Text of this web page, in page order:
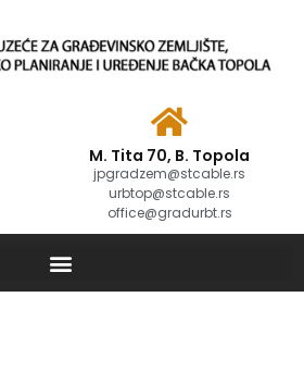
M. Tita 70, B. Topola
jpgradzem@stcable.rs
urbtop@stcable.rs
office@gradurbt.rs